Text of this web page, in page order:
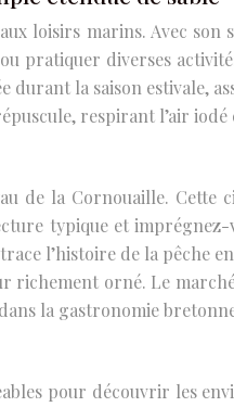
loisirs marins. Avec
pratiquer diverses
la saison estivale,
respirant l’air
de la Cornouaille.
typique et
l’histoire de la pêche
orné. Le
la gastronomie
pour découvrir les